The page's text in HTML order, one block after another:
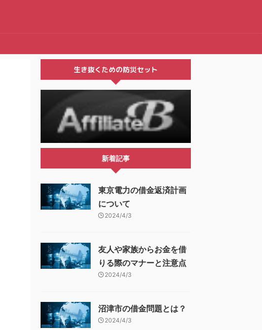
生き抜くための防災セット
新着記事
東京電力の借金返済計画
について
2024/4/3
友人や家族からお金を借
りる際のマナーと注意点
2024/4/3
沼津市の借金問題とは？
2024/4/3